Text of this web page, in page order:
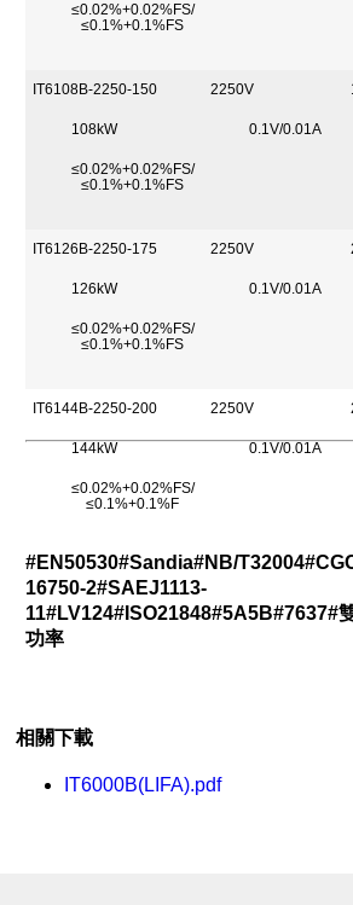
≤0.02%+0.02%FS/
≤0.1%+0.1%FS
IT6108B-2250-150 2250V
108kW 0.1V/0.01A
≤0.02%+0.02%FS/
≤0.1%+0.1%FS
IT6126B-2250-175 2250V
126kW 0.1V/0.01A
≤0.02%+0.02%FS/
≤0.1%+0.1%FS
IT6144B-2250-200 2250V
144kW 0.1V/0.01A
≤0.02%+0.02%FS/
≤0.1%+0.1%F
#EN50530#Sandia#NB/
16750-2#SAEJ1113-
11#LV124# ISO21848#5A5B#7637#
功率
相關下載
IT6000B(LIFA).pdf